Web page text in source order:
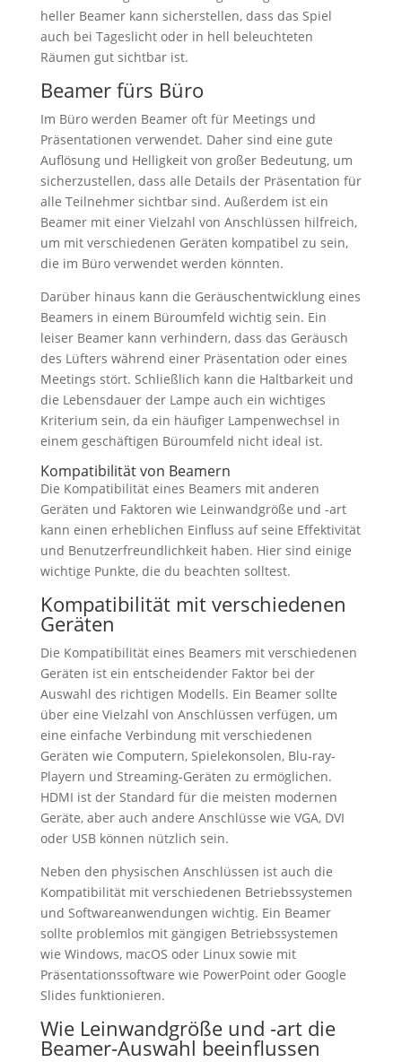
heller Beamer kann sicherstellen, dass das Spiel
auch bei Tageslicht oder in hell beleuchteten
Räumen gut sichtbar ist.
Beamer fürs Büro
Im Büro werden Beamer oft für Meetings und
Präsentationen verwendet. Daher sind eine gute
Auflösung und Helligkeit von großer Bedeutung, um
sicherzustellen, dass alle Details der Präsentation für
alle Teilnehmer sichtbar sind. Außerdem ist ein
Beamer mit einer Vielzahl von Anschlüssen hilfreich,
um mit verschiedenen Geräten kompatibel zu sein,
die im Büro verwendet werden könnten.
Darüber hinaus kann die Geräuschentwicklung eines
Beamers in einem Büroumfeld wichtig sein. Ein
leiser Beamer kann verhindern, dass das Geräusch
des Lüfters während einer Präsentation oder eines
Meetings stört. Schließlich kann die Haltbarkeit und
die Lebensdauer der Lampe auch ein wichtiges
Kriterium sein, da ein häufiger Lampenwechsel in
einem geschäftigen Büroumfeld nicht ideal ist.
Kompatibilität von Beamern
Die Kompatibilität eines Beamers mit anderen
Geräten und Faktoren wie Leinwandgröße und -art
kann einen erheblichen Einfluss auf seine Effektivität
und Benutzerfreundlichkeit haben. Hier sind einige
wichtige Punkte, die du beachten solltest.
Kompatibilität mit verschiedenen
Geräten
Die Kompatibilität eines Beamers mit verschiedenen
Geräten ist ein entscheidender Faktor bei der
Auswahl des richtigen Modells. Ein Beamer sollte
über eine Vielzahl von Anschlüssen verfügen, um
eine einfache Verbindung mit verschiedenen
Geräten wie Computern, Spielekonsolen, Blu-ray-
Playern und Streaming-Geräten zu ermöglichen.
HDMI ist der Standard für die meisten modernen
Geräte, aber auch andere Anschlüsse wie VGA, DVI
oder USB können nützlich sein.
Neben den physischen Anschlüssen ist auch die
Kompatibilität mit verschiedenen Betriebssystemen
und Softwareanwendungen wichtig. Ein Beamer
sollte problemlos mit gängigen Betriebssystemen
wie Windows, macOS oder Linux sowie mit
Präsentationssoftware wie PowerPoint oder Google
Slides funktionieren.
Wie Leinwandgröße und -art die
Beamer-Auswahl beeinflussen